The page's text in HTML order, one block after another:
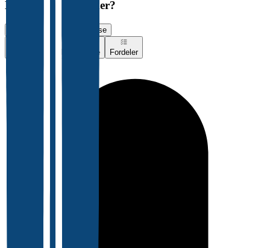
Har du søkt jobb her?
Vurder jobbsøkeropplevelse
Jobbsøkere Fordeler